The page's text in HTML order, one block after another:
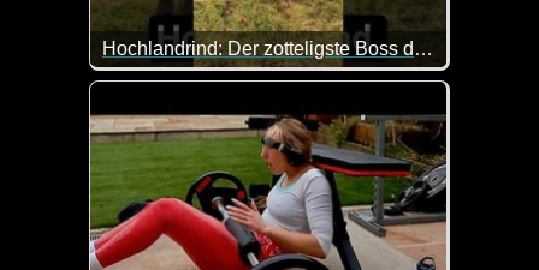
Hochlandrind: Der zotteligste Boss der Weide
Das Hochlandrind sieht aus, als hätte es seit